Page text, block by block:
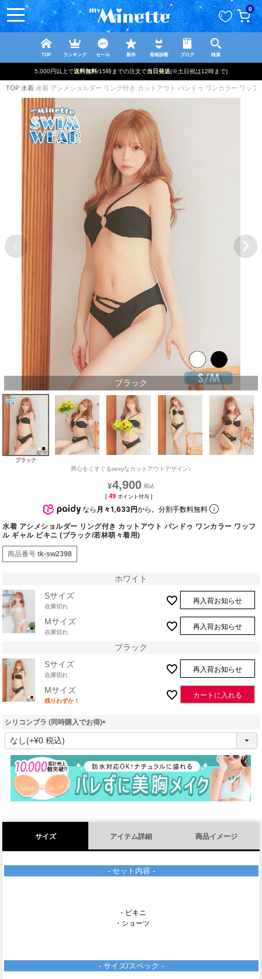
0
TOP ランキング セール 新作 骨格診断 ブログ 検索
新規登録で最大2500円OFF!
TOP 水着 水着 アシメショルダー リング付き カットアウト バンドゥ ワンカラー ワッ
ブラック
ブラック
男心をくすぐるsexyなカットアウトデザイン♪
¥4,900
[ 49 ポイント付与 ]
なら 月々1,633円から。分割手数料無料
水着 アシメショルダー リング付き カットアウト バンドゥ ワンカラー ワッフ
ル ギャル ビキニ (ブラック/若林萌々着用)
商品番号 tk-sw2398
ホワイト
Sサイズ
在庫切れ
再入荷お知らせ
Mサイズ
在庫切れ
再入荷お知らせ
ブラック
Sサイズ
在庫切れ
再入荷お知らせ
Mサイズ
残りわずか！
カートに入れる
シリコンブラ (同時購入でお得)
(
須
)
サイズ アイテム詳細 商品イメージ
- セット内容 -
・ビキニ
・ショーツ
- サイズ/スペック -
ペー
ジト
ップ